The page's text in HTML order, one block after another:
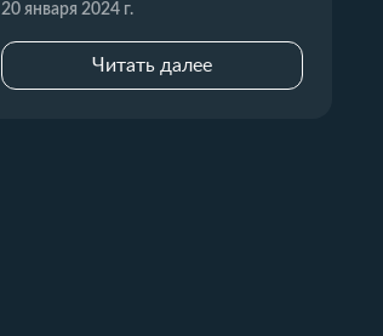
20 января 2024 г.
Читать далее